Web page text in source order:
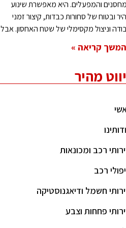
והמפעלים. היא מאפשרת שינוע
ובטוח של סחורות כבדות, קיצור זמני
וניצול מקסימלי של שטח האחסון. אבל
קריאה »
מהיר
רכב ומכונאות
רכב
חשמל ודיאגנוסטיקה
פחחות וצבע